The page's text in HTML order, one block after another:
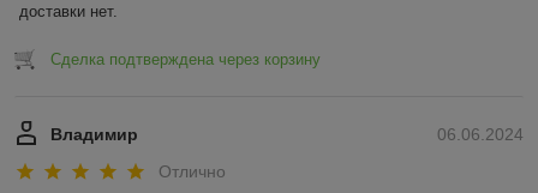
доставки нет.
Сделка подтверждена через корзину
06.06.2024
Владимир
Отлично